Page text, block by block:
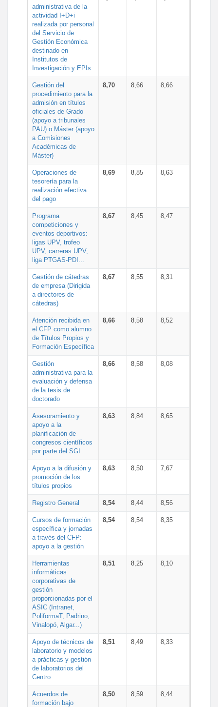
administrativa de la
actividad I+D+i
realizada por personal
del Servicio de
Gestión Económica
destinado en
Institutos de
Investigación y EPIs
Gestión del
procedimiento para la
admisión en títulos
oficiales de Grado
(apoyo a tribunales
PAU) o Máster (apoyo
a Comisiones
Académicas de
Máster)
8,70 8,66 8,66
Operaciones de
tesorería para la
realización efectiva
del pago
8,69 8,85 8,63
Programa
competiciones y
eventos deportivos:
ligas UPV, trofeo
UPV, carreras UPV,
liga PTGAS-PDI...
8,67 8,45 8,47
Gestión de cátedras
de empresa (Dirigida
a directores de
cátedras)
8,67 8,55 8,31
Atención recibida en
el CFP como alumno
de Títulos Propios y
Formación Específica
8,66 8,58 8,52
Gestión
administrativa para la
evaluación y defensa
de la tesis de
doctorado
8,66 8,58 8,08
Asesoramiento y
apoyo a la
planificación de
congresos científicos
por parte del SGI
8,63 8,84 8,65
Apoyo a la difusión y
promoción de los
títulos propios
8,63 8,50 7,67
Registro General 8,54 8,44 8,56
Cursos de formación
específica y jornadas
a través del CFP:
apoyo a la gestión
8,54 8,54 8,35
Herramientas
informáticas
corporativas de
gestión
proporcionadas por el
ASIC (Intranet,
PoliformaT, Padrino,
Vinalopó, Algar...)
8,51 8,25 8,10
Apoyo de técnicos de
laboratorio y modelos
a prácticas y gestión
de laboratorios del
Centro
8,51 8,49 8,33
Acuerdos de
formación bajo
8,50 8,59 8,44